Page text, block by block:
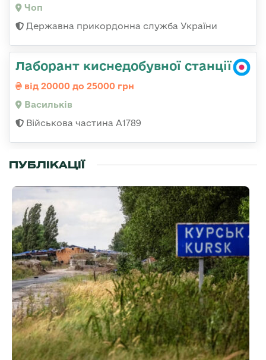
Чоп
Державна прикордонна служба України
Лаборант киснедобувної станції
від 20000 до 25000 грн
Васильків
Військова частина А1789
ПУБЛІКАЦІЇ